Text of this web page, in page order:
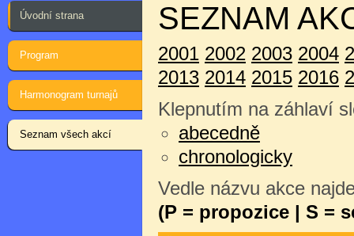
Úvodní strana
Program
Harmonogram turnajů
Seznam všech akcí
SEZNAM
2001 2002 2003 2004
2013 2014 2015 2016
Klepnutím na záhlaví
abecedně
chronologicky
Vedle názvu akce
(P = propozice | S =